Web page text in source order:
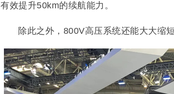
有效提升50km的续航能力。
除此之外，800V高压系统还能大大缩